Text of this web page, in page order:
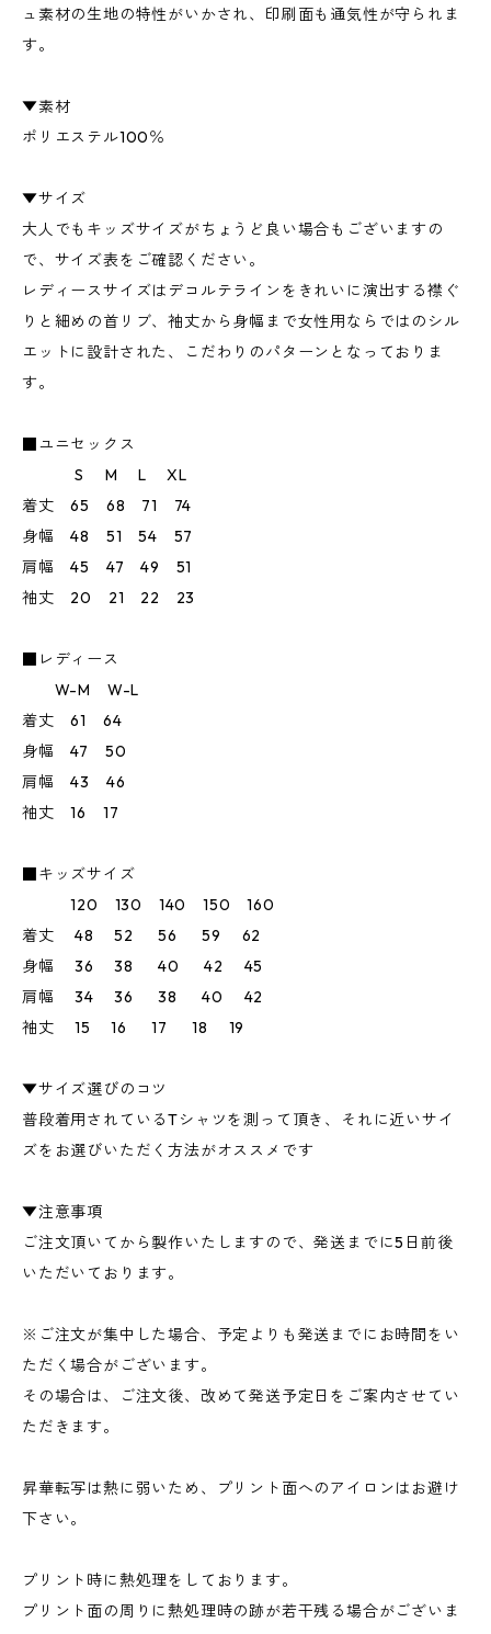
ュ素材の生地の特性がいかされ、印刷面も通気性が守られま
す。
▼素材
ポリエステル100％
▼サイズ
大人でもキッズサイズがちょうど良い場合もございますの
で、サイズ表をご確認ください。
レディースサイズはデコルテラインをきれいに演出する襟ぐ
りと細めの首リブ、袖丈から身幅まで女性用ならではのシル
エットに設計された、こだわりのパターンとなっておりま
す。
■ユニセックス
S M L XL
着丈 65 68 71 74
身幅 48 51 54 57
肩幅 45 47 49 51
袖丈 20 21 22 23
■レディース
W-M W-L
着丈 61 64
身幅 47 50
肩幅 43 46
袖丈 16 17
■キッズサイズ
120 130 140 150 160
着丈 48 52 56 59 62
身幅 36 38 40 42 45
肩幅 34 36 38 40 42
袖丈 15 16 17 18 19
▼サイズ選びのコツ
普段着用されているTシャツを測って頂き、それに近いサイ
ズをお選びいただく方法がオススメです
▼注意事項
ご注文頂いてから製作いたしますので、発送までに5日前後
いただいております。
※ご注文が集中した場合、予定よりも発送までにお時間をい
ただく場合がございます。
その場合は、ご注文後、改めて発送予定日をご案内させてい
ただきます。
昇華転写は熱に弱いため、プリント面へのアイロンはお避け
下さい。
プリント時に熱処理をしております。
プリント面の周りに熱処理時の跡が若干残る場合がございま